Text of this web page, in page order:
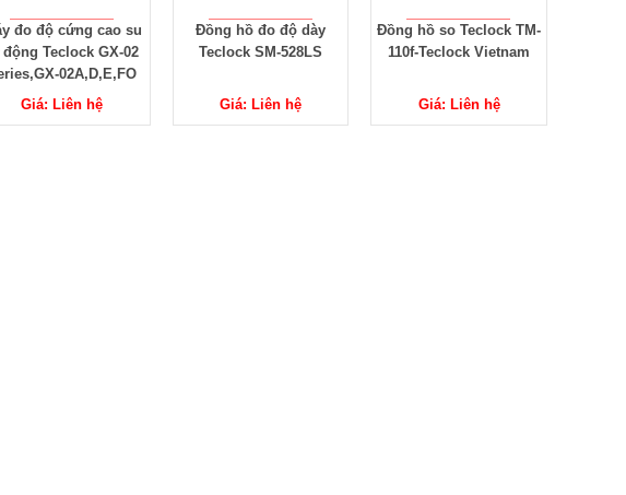
hồ đo độ dày
Teclock SM-528LS
Giá: Liên hệ
Đồng hồ so Teclock TM-
110f-Teclock Vietnam
Giá: Liên hệ
TM-110 Teclock-Đồng hồ
so Teclock-Dial
Giá: Liên hệ